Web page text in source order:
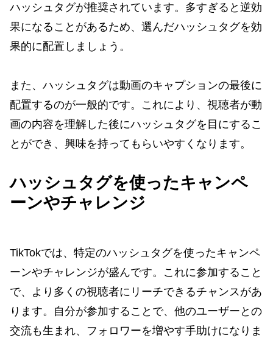
ハッシュタグが推奨されています。多すぎると逆効
果になることがあるため、選んだハッシュタグを効
果的に配置しましょう。
また、ハッシュタグは動画のキャプションの最後に
配置するのが一般的です。これにより、視聴者が動
画の内容を理解した後にハッシュタグを目にするこ
とができ、興味を持ってもらいやすくなります。
ハッシュタグを使ったキャンペ
ーンやチャレンジ
TikTokでは、特定のハッシュタグを使ったキャンペ
ーンやチャレンジが盛んです。これに参加すること
で、より多くの視聴者にリーチできるチャンスがあ
ります。自分が参加することで、他のユーザーとの
交流も生まれ、フォロワーを増やす手助けになりま